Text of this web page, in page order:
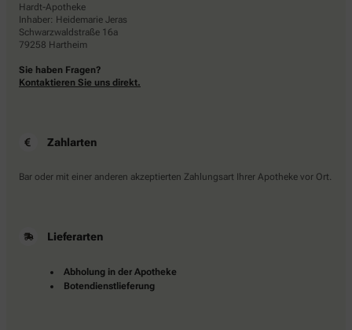
Hardt-Apotheke
Inhaber: Heidemarie Jeras
Schwarzwaldstraße 16a
79258 Hartheim
Sie haben Fragen?
Kontaktieren Sie uns direkt.
Zahlarten
Bar oder mit einer anderen akzeptierten Zahlungsart Ihrer Apotheke vor Ort.
Lieferarten
Abholung in der Apotheke
Botendienstlieferung